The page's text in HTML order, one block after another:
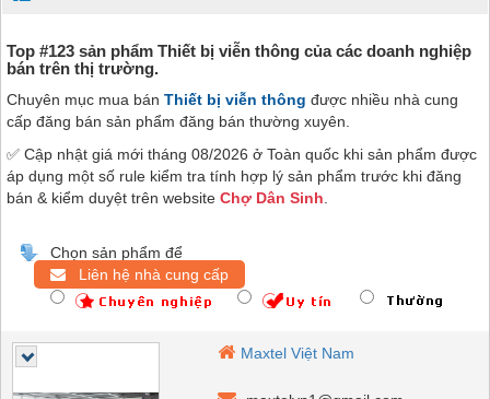
Top #123 sản phẩm Thiết bị viễn thông của các doanh nghiệp
bán trên thị trường.
Chuyên mục mua bán Thiết bị viễn thông được nhiều nhà cung
cấp đăng bán sản phẩm đăng bán thường xuyên.
✅ Cập nhật giá mới tháng 08/2026 ở Toàn quốc khi sản phẩm được
áp dụng một số rule kiểm tra tính hợp lý sản phẩm trước khi đăng
bán & kiểm duyệt trên website Chợ Dân Sinh.
Chọn sản phẩm để
Liên hệ nhà cung cấp
Maxtel Việt Nam